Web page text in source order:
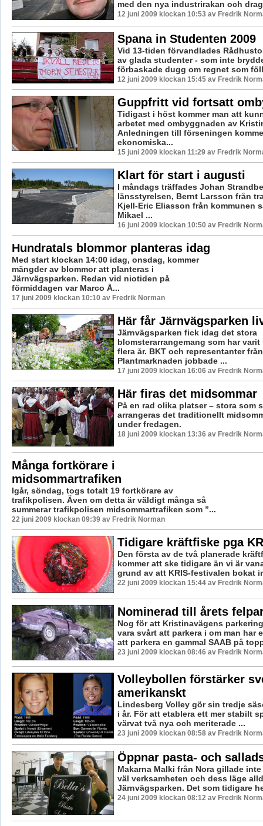
med den nya industrirakan och
12 juni 2009 klockan 10:53 av Fredrik
Spana in Studenten 2009
Vid 13-tiden förvandlades
av glada studenter - som inte
förbaskade dugg om regnet som
12 juni 2009 klockan 15:45 av Fredrik
Guppfritt vid fortsatt
Tidigast i höst kommer man att
arbetet med ombyggnaden av
Anledningen till förseningen
ekonomiska...
15 juni 2009 klockan 11:29 av Fredrik
Klart för start i augusti
I måndags träffades Johan
länsstyrelsen, Bernt Larsson från
Kjell-Eric Eliasson från kommunen
Mikael ...
16 juni 2009 klockan 10:50 av Fredrik
Hundratals blommor planteras idag
Med start klockan 14:00 idag, onsdag, kommer
mängder av blommor att planteras i
Järnvägsparken. Redan vid niotiden på
förmiddagen var Marco Å...
17 juni 2009 klockan 10:10 av Fredrik Norman
Här får Järnvägsparken
Järnvägsparken fick idag det stora
blomsterarrangemang som har
flera år. BKT och representanter från
Plantmarknaden jobbade ...
17 juni 2009 klockan 16:06 av Fredrik
Här firas det midsommar
På en rad olika platser – stora som
arrangeras det traditionellt
under fredagen.
18 juni 2009 klockan 13:36 av Fredrik
Många fortkörare i
midsommartrafiken
Igår, söndag, togs totalt 19 fortkörare av
trafikpolisen. Även om detta är väldigt många så
summerar trafikpolisen midsommartrafiken som ”...
22 juni 2009 klockan 09:39 av Fredrik Norman
Tidigare kräftfiske pga
Den första av de två planerade
kommer att ske tidigare än vi är
grund av att KRIS-festivalen bokat
22 juni 2009 klockan 15:44 av Fredrik
Nominerad till årets
Nog för att Kristinavägens
vara svårt att parkera i om man har
att parkera en gammal SAAB på
23 juni 2009 klockan 08:46 av Fredrik
Volleybollen förstärker
amerikanskt
Lindesberg Volley gör sin tredje
i år. För att etablera ett mer stabilt
värvat två nya och meriterade ...
23 juni 2009 klockan 08:58 av Fredrik
Öppnar pasta- och
Makarna Malki från Nora gillade
väl verksamheten och dess läge
Järnvägsparken. Det som tidigare
24 juni 2009 klockan 08:12 av Fredrik